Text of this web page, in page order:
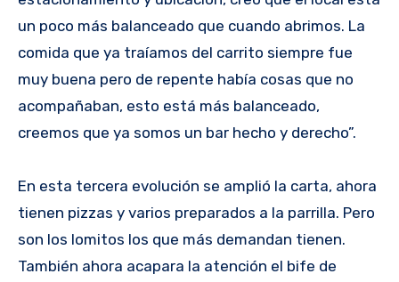
un poco más balanceado que cuando abrimos. La
comida que ya traíamos del carrito siempre fue
muy buena pero de repente había cosas que no
acompañaban, esto está más balanceado,
creemos que ya somos un bar hecho y derecho”.
En esta tercera evolución se amplió la carta, ahora
tienen pizzas y varios preparados a la parrilla. Pero
son los lomitos los que más demandan tienen.
También ahora acapara la atención el bife de